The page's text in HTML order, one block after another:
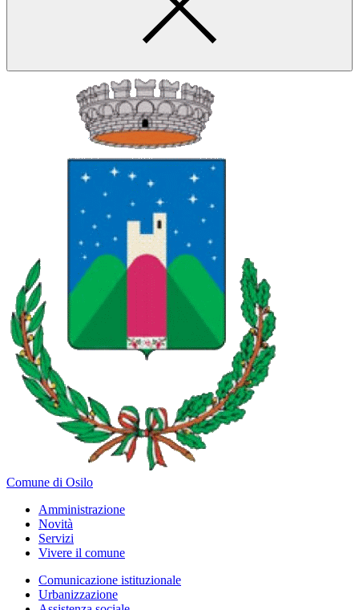
Comune di Osilo
Amministrazione
Novità
Servizi
Vivere il comune
Comunicazione istituzionale
Urbanizzazione